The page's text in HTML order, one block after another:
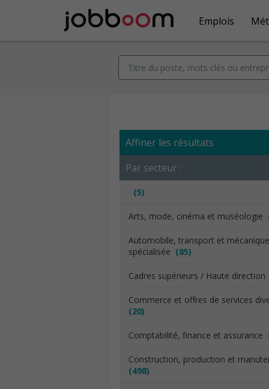
Emplois
Affiner les résultats
Par secteur :
(5)
Arts, mode, cinéma et muséologie
Automobile, transport et mécanique
spécialisée (85)
Cadres supérieurs / Haute
Commerce et offres de services
(20)
Comptabilité, finance et assurance
Construction, production et
(498)